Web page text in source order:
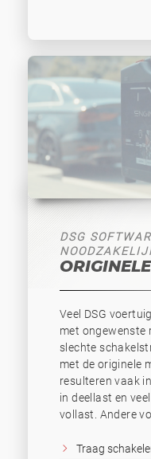
DSG
Veel DSG
met ongewenste
slechte
met de originele
resulteren vaak
in deellast en
vollast. Andere
Traag